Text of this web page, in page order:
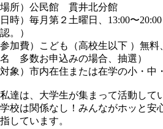
場所）公民館 貫井北分館
日時）毎月第２土曜日、13:00〜
認。）
参加費）こども（高校生以下 ）無
名 多数お申込みの場合、抽選）
対象）市内在住または在学の小・中
私達は、大学生が集まって活動して
学校は関係なし！みんながホッと安
指しています。